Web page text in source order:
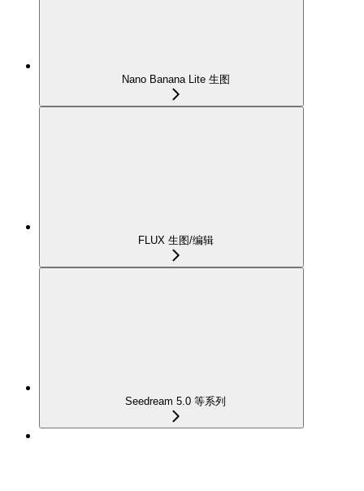
Nano Banana Lite 生图
FLUX 生图/编辑
Seedream 5.0 等系列